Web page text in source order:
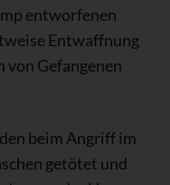
entworfenen
Entwaffnung
von Gefangenen
beim Angriff im
getötet und